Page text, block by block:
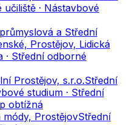
· Nástavbové
a Střední
Prostějov, Lidická
· Střední odborné
Prostějov, s.r.o.Střední
studium · Střední
obtížná
módy, ProstějovStřední